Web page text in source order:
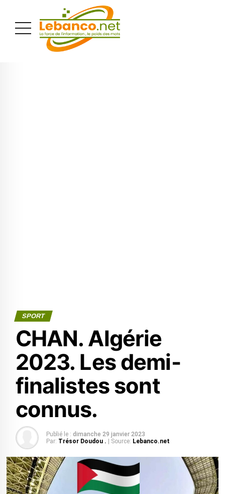
SPORT
CHAN. Algérie
2023. Les demi-
finalistes sont
connus.
Publié le : dimanche 29 janvier 2023
Par: Trésor Doudou . | Source: Lebanco.net